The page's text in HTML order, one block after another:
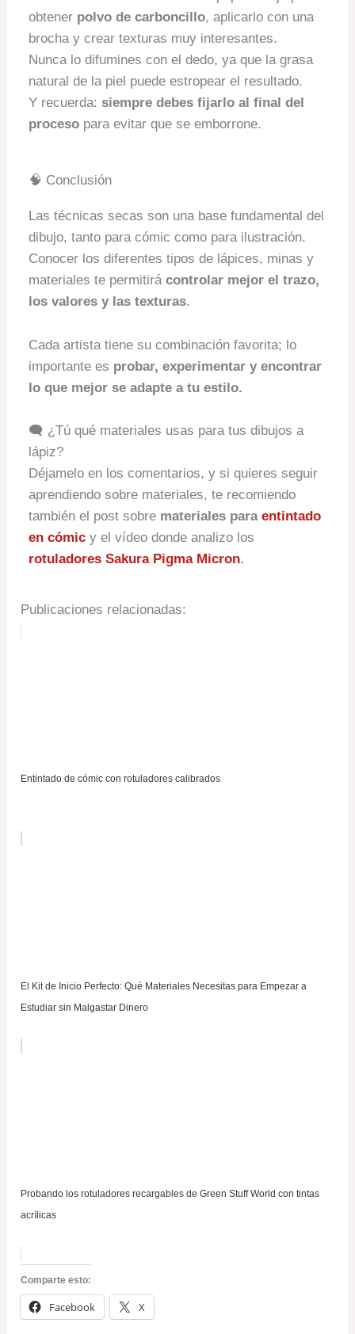
obtener polvo de carboncillo, aplicarlo con una
brocha y crear texturas muy interesantes.
Nunca lo difumines con el dedo, ya que la grasa
natural de la piel puede estropear el resultado.
Y recuerda:siempre debes fijarlo al final del
proceso para evitar que se emborrone.
🧠 Conclusión
Las técnicas secas son una base fundamental del
dibujo, tanto para cómic como para ilustración.
Conocer los diferentes tipos de lápices, minas y
materiales te permitirácontrolar mejor el trazo,
los valores y las texturas.
Cada artista tiene su combinación favorita; lo
importante es probar, experimentar y encontrar
lo que mejor se adapte a tu estilo.
🗨️ ¿Tú qué materiales usas para tus dibujos a
lápiz?
Déjamelo en los comentarios, y si quieres seguir
aprendiendo sobre materiales, te recomiendo
también el post sobre materiales paraentintado
en cómic y el vídeo donde analizo los
rotuladores Sakura Pigma Micron.
Publicaciones relacionadas:
Entintado de cómic con rotuladores calibrados
El Kit de Inicio Perfecto: Qué Materiales Necesitas para Empezar a
Estudiar sin Malgastar Dinero
Probando los rotuladores recargables de Green Stuff World con tintas
acrílicas
Comparte esto:
Facebook X